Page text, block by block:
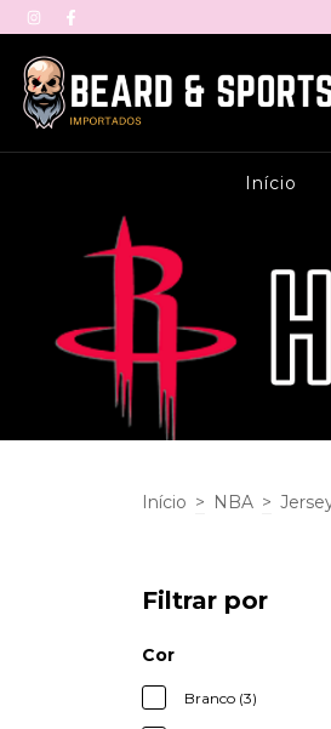
Início
Início > NBA >
Filtrar por
Cor
Branco (3)